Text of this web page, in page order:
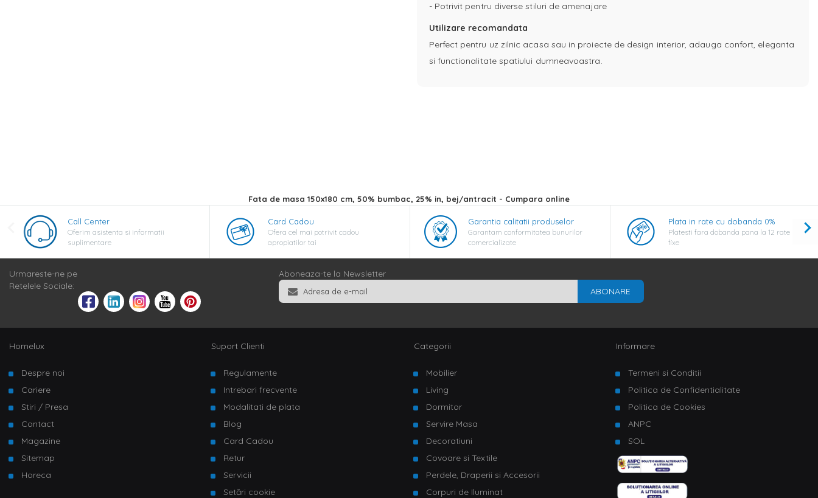
- Potrivit pentru diverse stiluri de amenajare
Utilizare recomandata
Perfect pentru uz zilnic acasa sau in proiecte de design interior, adauga confort, eleganta
si functionalitate spatiului dumneavoastra.
Fata de masa 150x180 cm, 50% bumbac, 25% in, bej/antracit - Cumpara online
Call Center
Oferim asistenta si informatii
suplimentare
Card Cadou
Ofera cel mai potrivit cadou
apropiatilor tai
Garantia calitatii produselor
Garantam conformitatea bunurilor
comercializate
Plata in rate cu dobanda 0%
Platesti fara dobanda pana la 12 rate
fixe
Urmareste-ne pe
Retelele Sociale:
Aboneaza-te la Newsletter
ABONARE
Homelux
Despre noi
Cariere
Stiri / Presa
Contact
Magazine
Sitemap
Horeca
Suport Clienti
Regulamente
Intrebari frecvente
Modalitati de plata
Blog
Card Cadou
Retur
Servicii
Setări cookie
Categorii
Mobilier
Living
Dormitor
Servire Masa
Decoratiuni
Covoare si Textile
Perdele, Draperii si Accesorii
Corpuri de Iluminat
Informare
Termeni si Conditii
Politica de Confidentialitate
Politica de Cookies
ANPC
SOL